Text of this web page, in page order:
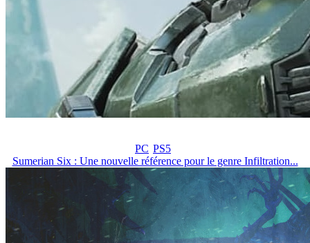
PC PS5
Sumerian Six : Une nouvelle référence pour le genre Infiltration...